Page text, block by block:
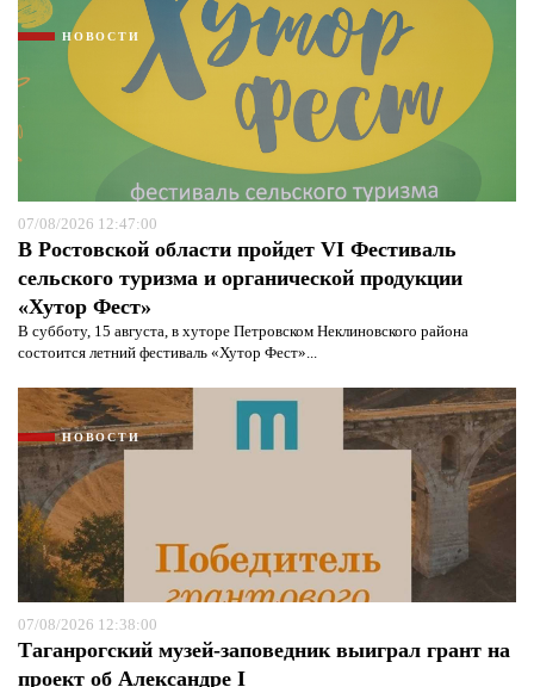
НОВОСТИ
07/08/2026 12:47:00
В Ростовской области пройдет VI Фестиваль
сельского туризма и органической продукции
«Хутор Фест»
В субботу, 15 августа, в хуторе Петровском Неклиновского района
состоится летний фестиваль «Хутор Фест»...
НОВОСТИ
07/08/2026 12:38:00
Таганрогский музей-заповедник выиграл грант на
проект об Александре I